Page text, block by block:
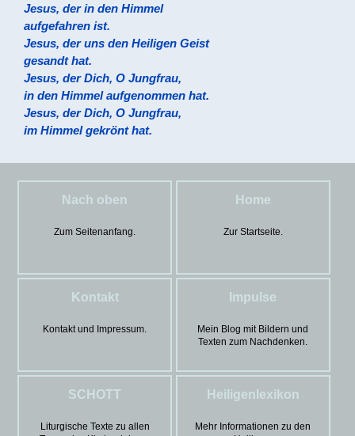
Jesus, der in den Himmel
aufgefahren ist.
Jesus, der uns den Heiligen Geist
gesandt hat.
Jesus, der Dich, O Jungfrau,
in den Himmel aufgenommen hat.
Jesus, der Dich, O Jungfrau,
im Himmel gekrönt hat.
Nach oben
Zum Seitenanfang.
Home
Zur Startseite.
Kontakt
Kontakt und Impressum.
Impulse
Mein Blog mit Bildern und
Texten zum Nachdenken.
SCHOTT
Liturgische Texte zu allen
Heiligenlexikon
Mehr Informationen zu den